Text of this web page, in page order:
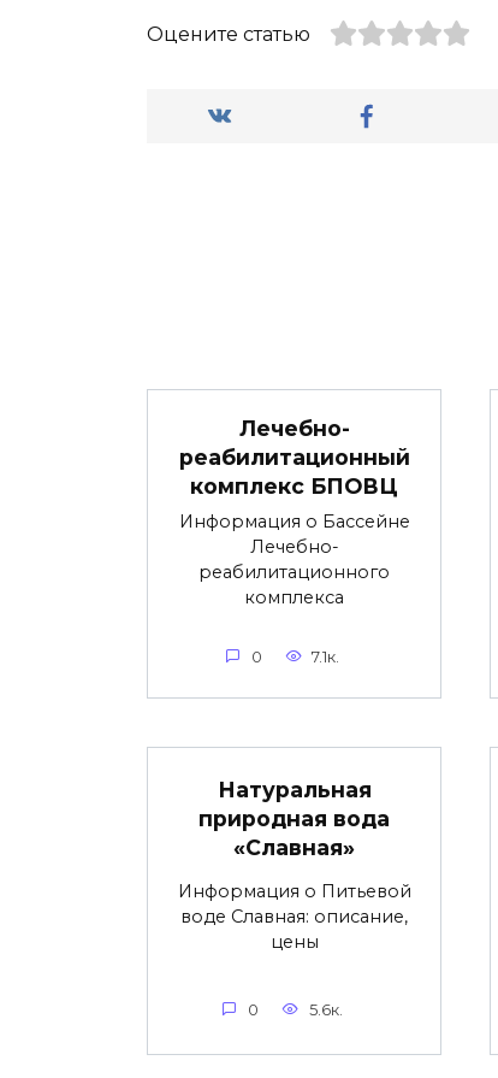
Оцените статью
Лечебно-
реабилитационный
комплекс БПОВЦ
Информация о Бассейне
Лечебно-
реабилитационного
комплекса
0 7.1к.
Натуральная
природная вода
«Славная»
Информация о Питьевой
воде Славная: описание,
цены
0 5.6к.